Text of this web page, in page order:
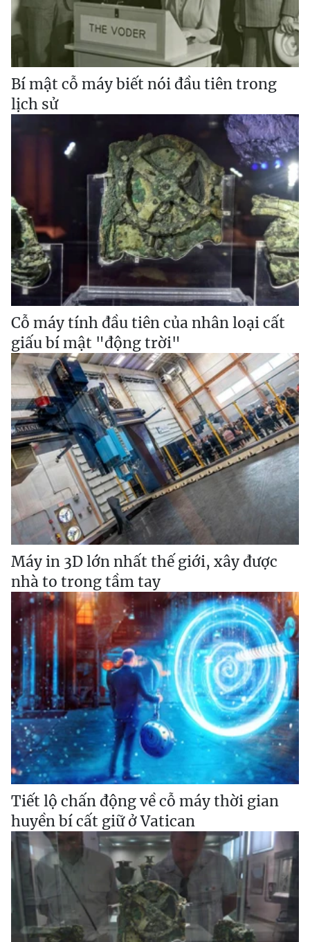
Bí mật cỗ máy biết nói đầu tiên trong
lịch sử
Cỗ máy tính đầu tiên của nhân loại cất
giấu bí mật "động trời"
Máy in 3D lớn nhất thế giới, xây được
nhà to trong tầm tay
Tiết lộ chấn động về cỗ máy thời gian
huyền bí cất giữ ở Vatican